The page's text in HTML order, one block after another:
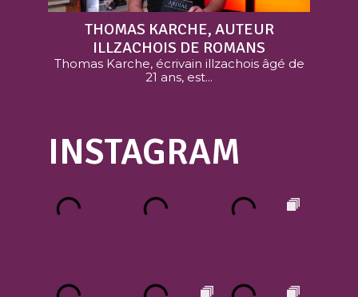
THOMAS KARCHE, AUTEUR
ILLZACHOIS DE ROMANS
Thomas Karche, écrivain illzachois âgé de
21 ans, est...
INSTAGRAM